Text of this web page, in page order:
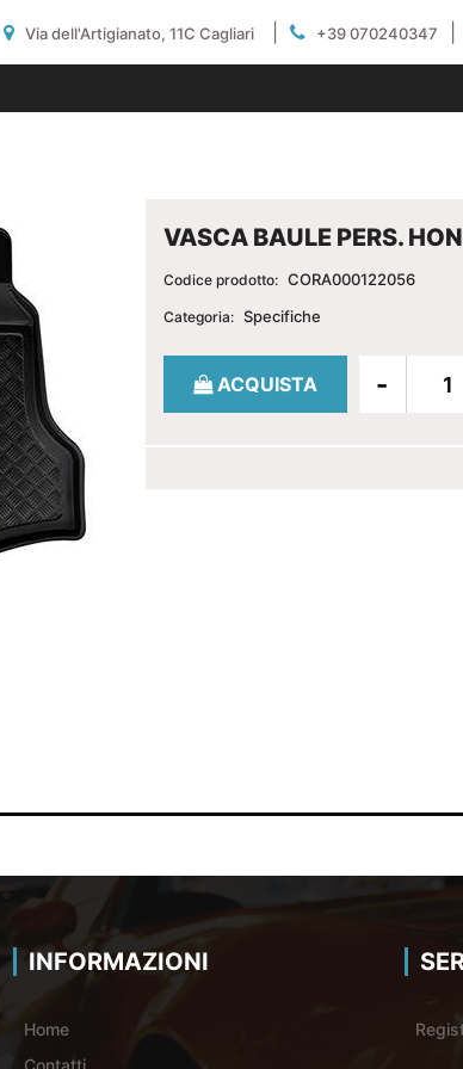
Via dell'Artigianato, 11C Cagliari +39 070240347
VASCA BAULE PERS.
Codice prodotto: CORA000122056
Categoria: Specifiche
Quantità
ACQUISTA
INFORMAZIONI
Home